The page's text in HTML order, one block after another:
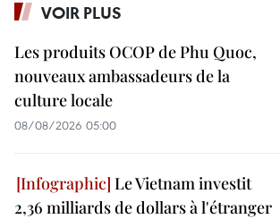
VOIR PLUS
Les produits OCOP de Phu Quoc,
nouveaux ambassadeurs de la
culture locale
08/08/2026 05:00
Le Vietnam investit
2,36 milliards de dollars à l'étranger